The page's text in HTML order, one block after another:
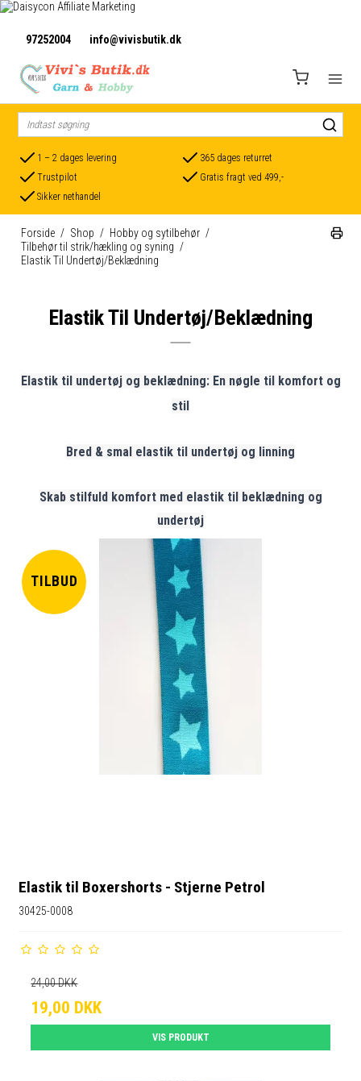
97252004 info@vivisbutik.dk
1 – 2 dages levering
365 dages returret
Trustpilot
Gratis fragt ved 499,-
Sikker nethandel
Forside / Shop / Hobby og sytilbehør /
Tilbehør til strik/hækling og syning /
Elastik Til Undertøj/Beklædning
Elastik Til Undertøj/Beklædning
Elastik til undertøj og beklædning: En nøgle til komfort og
stil
Bred & smal elastik til undertøj og linning
Skab stilfuld komfort med elastik til beklædning og
undertøj
TILBUD
Elastik til Boxershorts - Stjerne Petrol
30425-0008
24,00 DKK
19,00 DKK
VIS PRODUKT